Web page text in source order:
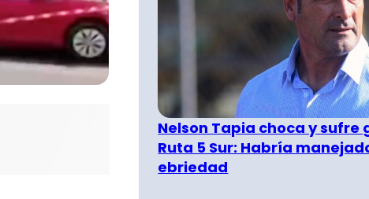
Nelson Tapia choca y sufre
Ruta 5 Sur: Habría
ebriedad